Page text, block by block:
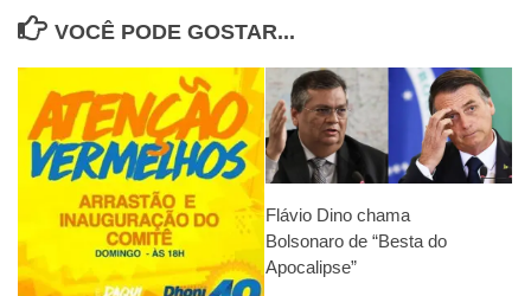
VOCÊ PODE GOSTAR...
Flávio Dino chama
Bolsonaro de “Besta do
Apocalipse”